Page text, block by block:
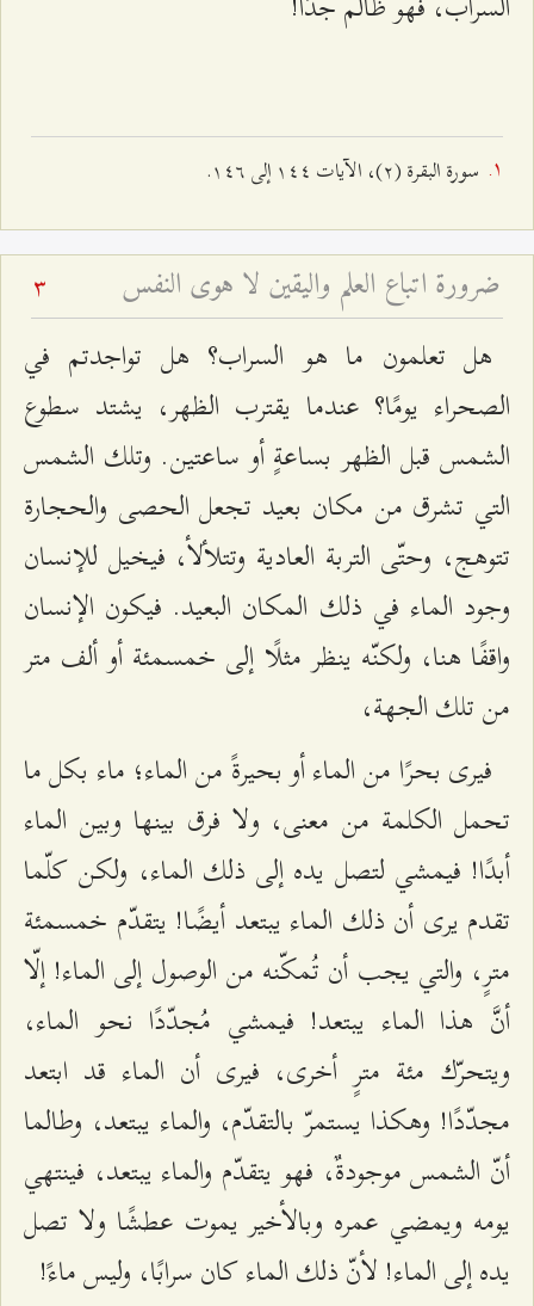
سورة البقرة (٢)، الآیات ۱٤٤ إلى ۱٤٦.
ضرورة اتباع العلم واليقين لا هوى النفس 3
هل تعلمون ما هو السراب؟ هل تواجدتم في
الصحراء يومًا؟ عندما يقترب الظهر، يشتد سطوع
الشمس قبل الظهر بساعةٍ أو ساعتين. وتلك الشمس
التي تشرق من مكان بعيد تجعل الحصى والحجارة
تتوهج، وحتّى التربة العادية وتتلألأ، فيخيل للإنسان
وجود الماء في ذلك المكان البعيد. فيكون الإنسان
واقفًا هنا، ولكنّه ينظر مثلًا إلى خمسمئة أو ألف متر
من تلك الجهة،
فيرى بحرًا من الماء أو بحيرةً من الماء؛ ماء بكل ما
تحمل الكلمة من معنى، ولا فرق بينها وبين الماء
أبدًا! فيمشي لتصل يده إلى ذلك الماء، ولكن كلّما
تقدم يرى أن ذلك الماء يبتعد أيضًا! يتقدّم خمسمئة
مترٍ، والتي يجب أن تُمكّنه من الوصول إلى الماء! إلّا
أنَّ هذا الماء يبتعد! فيمشي مُجدّدًا نحو الماء،
ويتحرّك مئة مترٍ أخرى، فيرى أن الماء قد ابتعد
مجدّدًا! وهكذا يستمرّ بالتقدّم، والماء يبتعد، وطالما
أنّ الشمس موجودةٌ، فهو يتقدّم والماء يبتعد، فينتهي
يومه ويمضي عمره وبالأخير يموت عطشًا ولا تصل
يده إلى الماء! لأنّ ذلك الماء كان سرابًا، وليس ماءً!